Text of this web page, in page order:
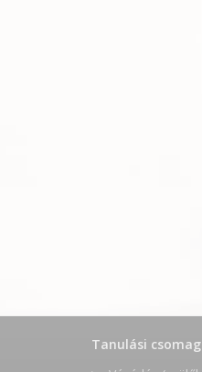
Tanulási